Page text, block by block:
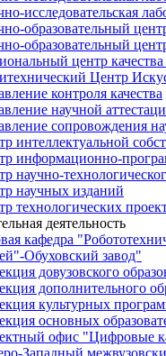
исследовательская
образовательный
образовательный
центр
Центр
контроля качества
научной
сопровождения
интеллектуальной
информационно-
научно-
научных изданий
технологических
деятельность
кафедра
Обуховский завод"
довузовского
дополнительного
культурных
основных
офис "Цифровые
Западный